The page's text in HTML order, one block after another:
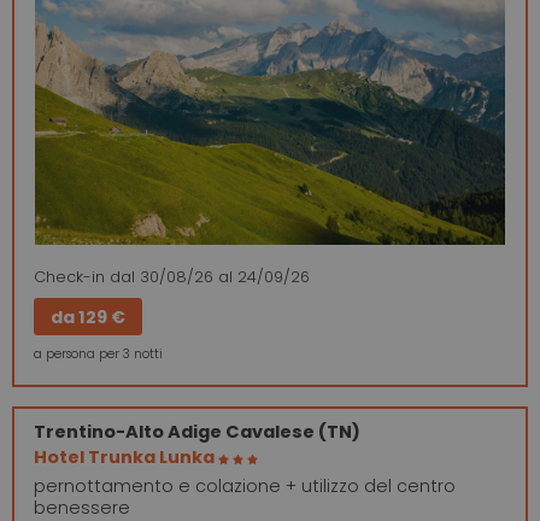
Check-in dal 30/08/26 al 24/09/26
da129 €
a persona per 3 notti
Trentino-Alto Adige Cavalese (TN)
Hotel Trunka Lunka
pernottamento e colazione + utilizzo del centro
benessere